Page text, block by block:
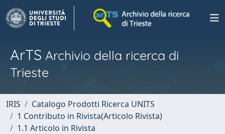
ArTS Archivio della ricerca di
Trieste
IRIS
Catalogo Prodotti Ricerca UNITS
1 Contributo in Rivista(Articolo Rivista)
1.1 Articolo in Rivista